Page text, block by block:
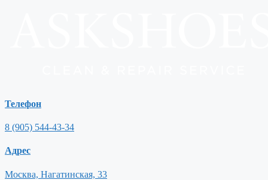
Телефон
8 (905) 544-43-34
Адрес
Москва, Нагатинская, 33